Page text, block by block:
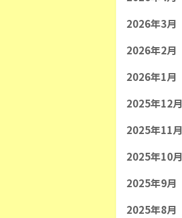
2026年3月
2026年2月
2026年1月
2025年12月
2025年11月
2025年10月
2025年9月
2025年8月